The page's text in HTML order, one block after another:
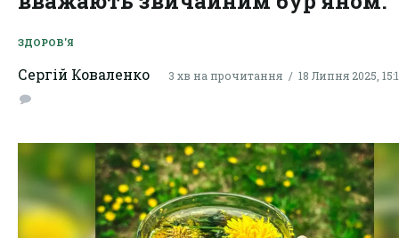
ЗДОРОВ'Я
Сергій Коваленко 3 хв на прочитання 18 Липня 2025,